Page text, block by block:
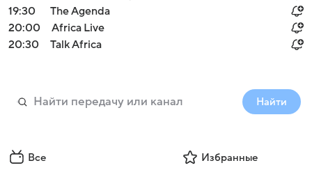
19:30
The Agenda
20:00
Africa Live
20:30
Talk Africa
Найти
Все Избранные